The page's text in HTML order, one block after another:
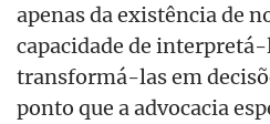
apenas da existência de
capacidade de
transformá-las em
ponto que a advocacia